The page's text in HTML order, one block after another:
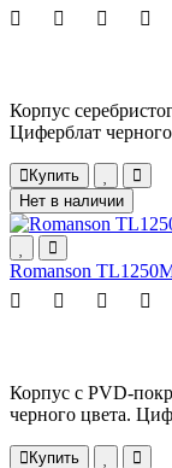
Корпус
Циферблат
Купить
Нет в наличии
Romanson
Корпус с PVD-
черного цвета.
Купить